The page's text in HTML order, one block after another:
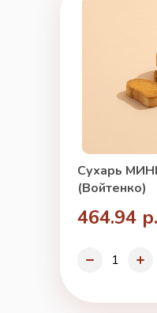
Сухарь
(Войтенко)
464.94 р.